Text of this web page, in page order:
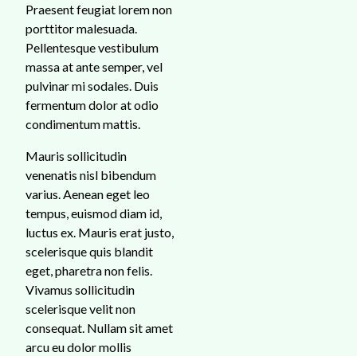
Praesent feugiat lorem non
porttitor malesuada.
Pellentesque vestibulum
massa at ante semper, vel
pulvinar mi sodales. Duis
fermentum dolor at odio
condimentum mattis.
Mauris sollicitudin
venenatis nisl bibendum
varius. Aenean eget leo
tempus, euismod diam id,
luctus ex. Mauris erat justo,
scelerisque quis blandit
eget, pharetra non felis.
Vivamus sollicitudin
scelerisque velit non
consequat. Nullam sit amet
arcu eu dolor mollis